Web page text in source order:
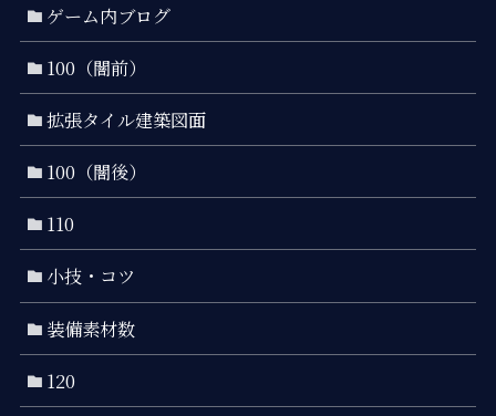
ゲーム内ブログ
100（闇前）
拡張タイル建築図面
100（闇後）
110
小技・コツ
装備素材数
120